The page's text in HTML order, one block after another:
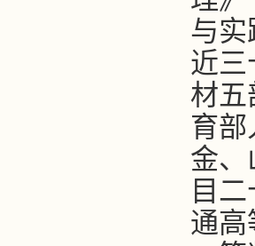
与实
近三
材五
育
金、
目
通高